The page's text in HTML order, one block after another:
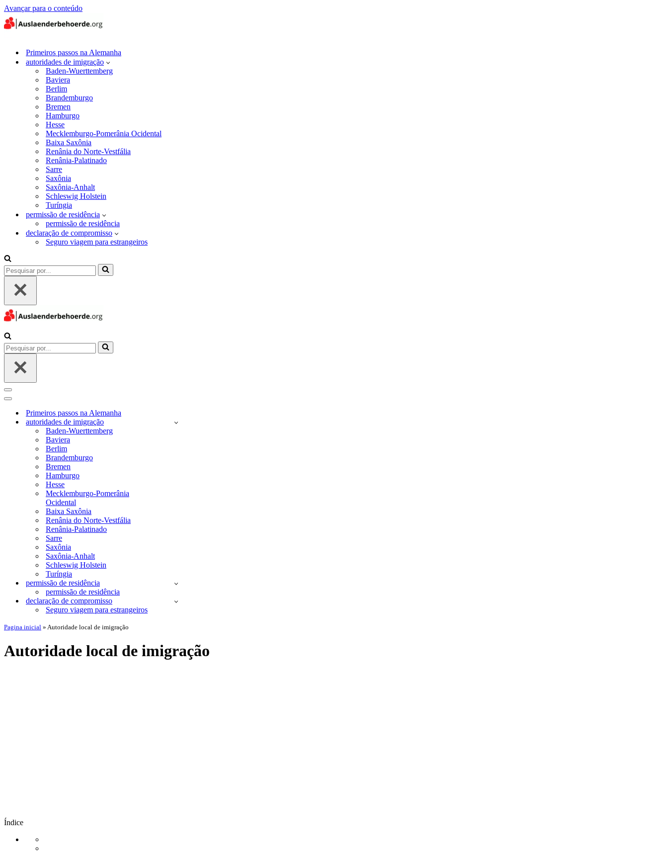
Avançar para o conteúdo
Primeiros passos na Alemanha
autoridades de imigração
Baden-Wuerttemberg
Baviera
Berlim
Brandemburgo
Bremen
Hamburgo
Hesse
Mecklemburgo-Pomerânia Ocidental
Baixa Saxônia
Renânia do Norte-Vestfália
Renânia-Palatinado
Sarre
Saxônia
Saxônia-Anhalt
Schleswig Holstein
Turíngia
permissão de residência
permissão de residência
declaração de compromisso
Seguro viagem para estrangeiros
Pesquisar
por...
Pesquisar
por...
Menu
de
Menu
navegaçãoPrimeiros passos na Alemanha
autoridades de imigração
Baden-Wuerttemberg
Baviera
Berlim
Brandemburgo
Bremen
Hamburgo
Hesse
Mecklemburgo-Pomerânia
Ocidental
Baixa Saxônia
Renânia do Norte-Vestfália
Renânia-Palatinado
Sarre
Saxônia
Saxônia-Anhalt
Schleswig Holstein
Turíngia
permissão de residência
permissão de residência
declaração de compromisso
Seguro viagem para estrangeiros
Pagina inicial » Autoridade local de imigração
Autoridade local de imigração
Índice